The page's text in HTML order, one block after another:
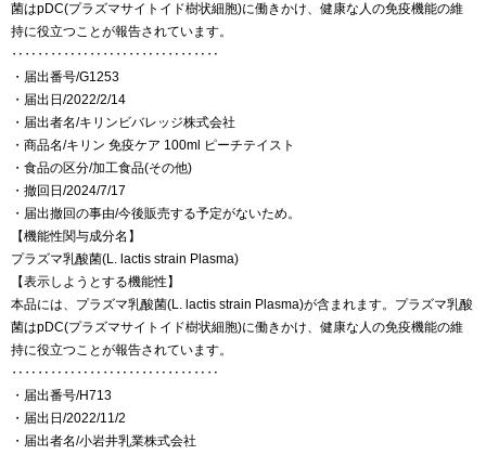
菌はpDC(プラズマサイトイド樹状細胞)に働きかけ、健康な人の免疫機能の維
持に役立つことが報告されています。
‥‥‥‥‥‥‥‥‥‥‥‥‥‥‥‥
・届出番号/G1253
・届出日/2022/2/14
・届出者名/キリンビバレッジ株式会社
・商品名/キリン 免疫ケア 100ml ピーチテイスト
・食品の区分/加工食品(その他)
・撤回日/2024/7/17
・届出撤回の事由/今後販売する予定がないため。
【機能性関与成分名】
プラズマ乳酸菌(L. lactis strain Plasma)
【表示しようとする機能性】
本品には、プラズマ乳酸菌(L. lactis strain Plasma)が含まれます。プラズマ乳酸
菌はpDC(プラズマサイトイド樹状細胞)に働きかけ、健康な人の免疫機能の維
持に役立つことが報告されています。
‥‥‥‥‥‥‥‥‥‥‥‥‥‥‥‥
・届出番号/H713
・届出日/2022/11/2
・届出者名/小岩井乳業株式会社